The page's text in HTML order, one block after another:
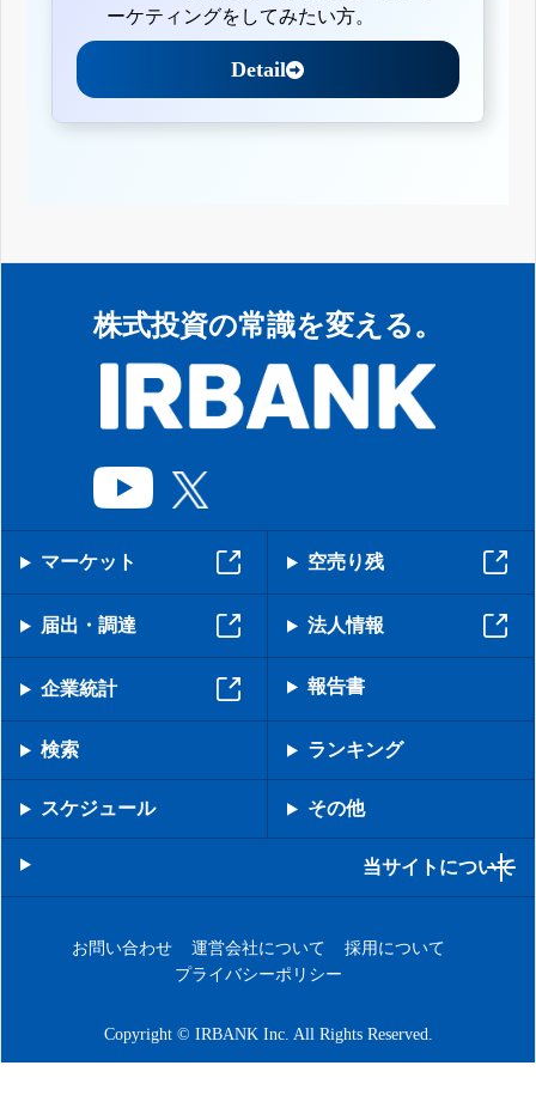
ーケティングをしてみたい方。
Detail
株式投資の常識を変える。
マーケット 空売り残
届出・調達 法人情報
企業統計 報告書
検索 ランキング
スケジュール その他
当サイトについて
お問い合わせ 運営会社について
採用について
プライバシーポリシー
Copyright © IRBANK Inc. All Rights Reserved.